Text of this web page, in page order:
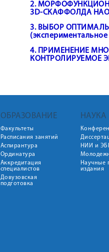
2.
3D-СКАФФОЛДА
3. ВЫБОР
4. ПРИМЕНЕНИЕ
КОНТРОЛИРУЕМОЕ
ОБРАЗОВАНИЕ
Факультеты
Расписания занятий
Аспирантура
Ординатура
Аккредитация
специалистов
Довузовская
подготовка
НАУКА
НИИ и
Научные
издания